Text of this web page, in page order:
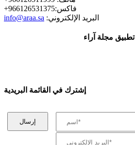
+فاكس:966126531375
info@araa.sa :البريد الإلكتروني
تطبيق مجلة آراء
إشترك في القائمة البريدية